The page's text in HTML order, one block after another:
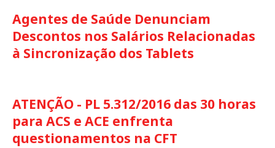
Agentes de Saúde Denunciam
Descontos nos Salários Relacionadas
à Sincronização dos Tablets
ATENÇÃO - PL 5.312/2016 das 30 horas
para ACS e ACE enfrenta
questionamentos na CFT